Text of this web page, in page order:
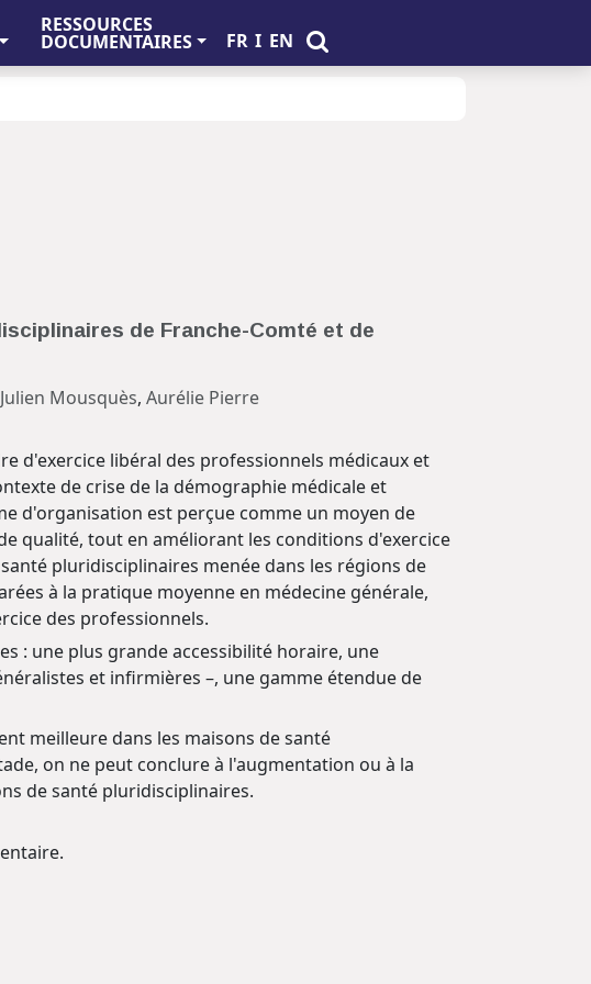
RESSOURCES
DOCUMENTAIRES FR I EN
de Franche-Comté et de
Julien Mousquès, Aurélie Pierre
d'exercice libéral des professionnels médicaux et
de crise de la démographie médicale et
d'organisation est perçue comme un moyen de
qualité, tout en améliorant les conditions d'exercice
pluridisciplinaires menée dans les régions de
à la pratique moyenne en médecine générale,
des professionnels.
: une plus grande accessibilité horaire, une
et infirmières –, une gamme étendue de
meilleure dans les maisons de santé
on ne peut conclure à l'augmentation ou à la
de santé pluridisciplinaires.